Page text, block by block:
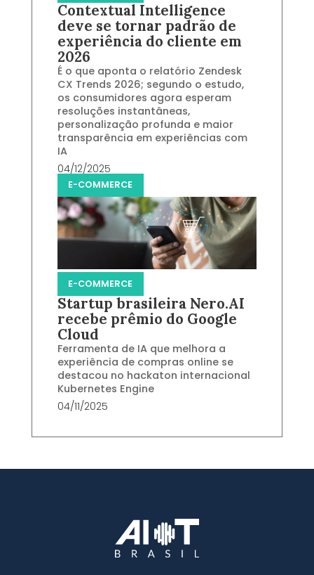
Contextual Intelligence
deve se tornar padrão de
experiência do cliente em
2026
É o que aponta o relatório Zendesk
CX Trends 2026; segundo o estudo,
os consumidores agora esperam
resoluções instantâneas,
personalização profunda e maior
transparência em experiências com
IA
04/12/2025
E-COMMERCE
E-COMMERCE
Startup brasileira Nero.AI
recebe prêmio do Google
Cloud
Ferramenta de IA que melhora a
experiência de compras online se
destacou no hackaton internacional
Kubernetes Engine
04/11/2025